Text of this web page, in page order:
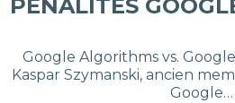
PÉNALITÉS
Google Algorithms vs.
Kaspar Szymanski, ancien
Google…